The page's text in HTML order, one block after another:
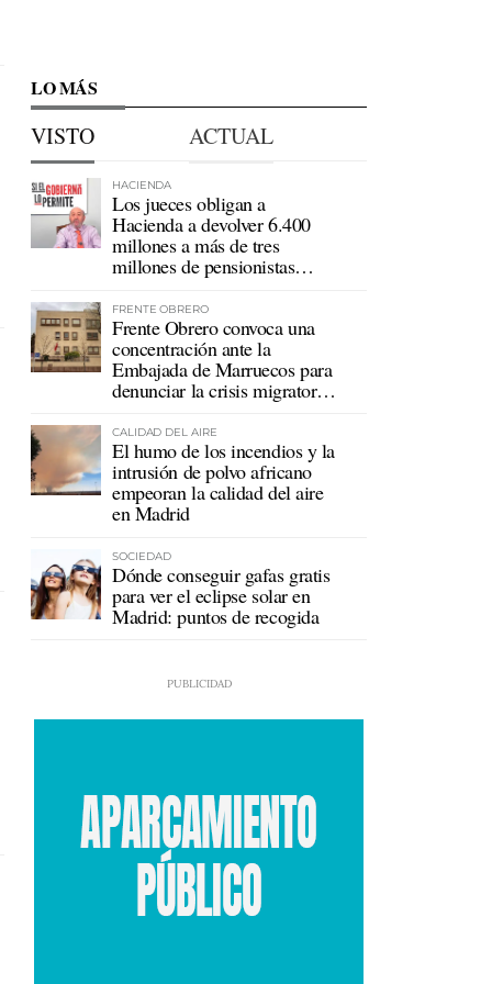
LO MÁS
VISTO ACTUAL
HACIENDA
Los jueces obligan a
Hacienda a devolver 6.400
millones a más de tres
millones de pensionistas
FRENTE OBRERO
Frente Obrero convoca una
concentración ante la
Embajada de Marruecos para
denunciar la crisis migratoria
CALIDAD DEL AIRE
El humo de los incendios y la
intrusión de polvo africano
empeoran la calidad del aire
en Madrid
SOCIEDAD
Dónde conseguir gafas gratis
para ver el eclipse solar en
Madrid: puntos de recogida